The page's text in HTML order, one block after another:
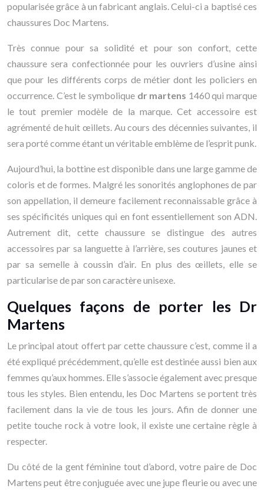
popularisée grâce à un fabricant anglais. Celui-ci a baptisé ces
chaussures Doc Martens.
Très connue pour sa solidité et pour son confort, cette
chaussure sera confectionnée pour les ouvriers d’usine ainsi
que pour les différents corps de métier dont les policiers en
occurrence. C’est le symboliquedr martens 1460 qui marque
le tout premier modèle de la marque. Cet accessoire est
agrémenté de huit œillets. Au cours des décennies suivantes, il
sera porté comme étant un véritable emblème de l’esprit punk.
Aujourd’hui, la bottine est disponible dans une large gamme de
coloris et de formes. Malgré les sonorités anglophones de par
son appellation, il demeure facilement reconnaissable grâce à
ses spécificités uniques qui en font essentiellement son ADN.
Autrement dit, cette chaussure se distingue des autres
accessoires par sa languette à l’arrière, ses coutures jaunes et
par sa semelle à coussin d’air. En plus des œillets, elle se
particularise de par son caractère unisexe.
Quelques façons de porter les Dr
Martens
Le principal atout offert par cette chaussure c’est, comme il a
été expliqué précédemment, qu’elle est destinée aussi bien aux
femmes qu’aux hommes. Elle s’associe également avec presque
tous les styles. Bien entendu, les Doc Martens se portent très
facilement dans la vie de tous les jours. Afin de donner une
petite touche rock à votre look, il existe une certaine règle à
respecter.
Du côté de la gent féminine tout d’abord, votre paire de Doc
Martens peut être conjuguée avec une jupe fleurie ou avec une